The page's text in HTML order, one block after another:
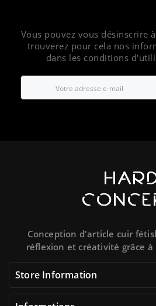
Vous pouvez vous désinscrire
trouverez pour cela nos
dans les conditions
Conception d'article cuir
réflexion et créativité grâce
Store Information